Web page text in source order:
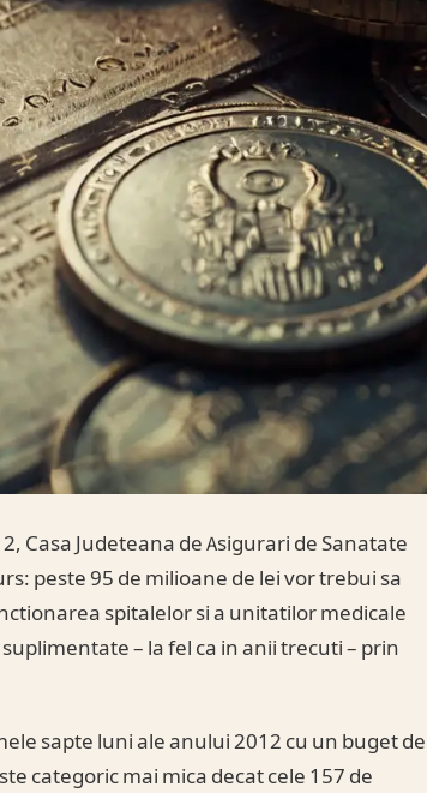
Casa Judeteana de Asigurari de Sanatate
peste 95 de milioane de lei vor trebui sa
spitalelor si a unitatilor medicale
– la fel ca in anii trecuti – prin
sapte luni ale anului 2012 cu un buget de
categoric mai mica decat cele 157 de